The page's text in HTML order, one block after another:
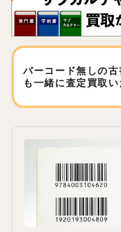
バーコード無しの
も 一緒に査定買取い